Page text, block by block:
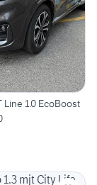
Line 1.0 EcoBoost